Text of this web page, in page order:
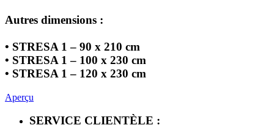
Autres dimensions :
• STRESA 1 – 90 x 210 cm
• STRESA 1 – 100 x 230 cm
• STRESA 1 – 120 x 230 cm
Aperçu
SERVICE CLIENTÈLE :